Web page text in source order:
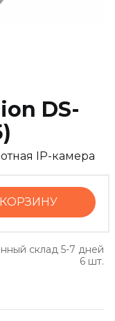
DS-
IP-камера
склад 5-7 дней
6 шт.